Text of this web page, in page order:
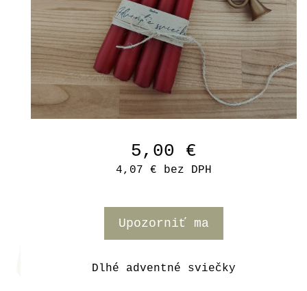
5,00 €
4,07 € bez DPH
Upozorniť ma
Dlhé adventné sviečky